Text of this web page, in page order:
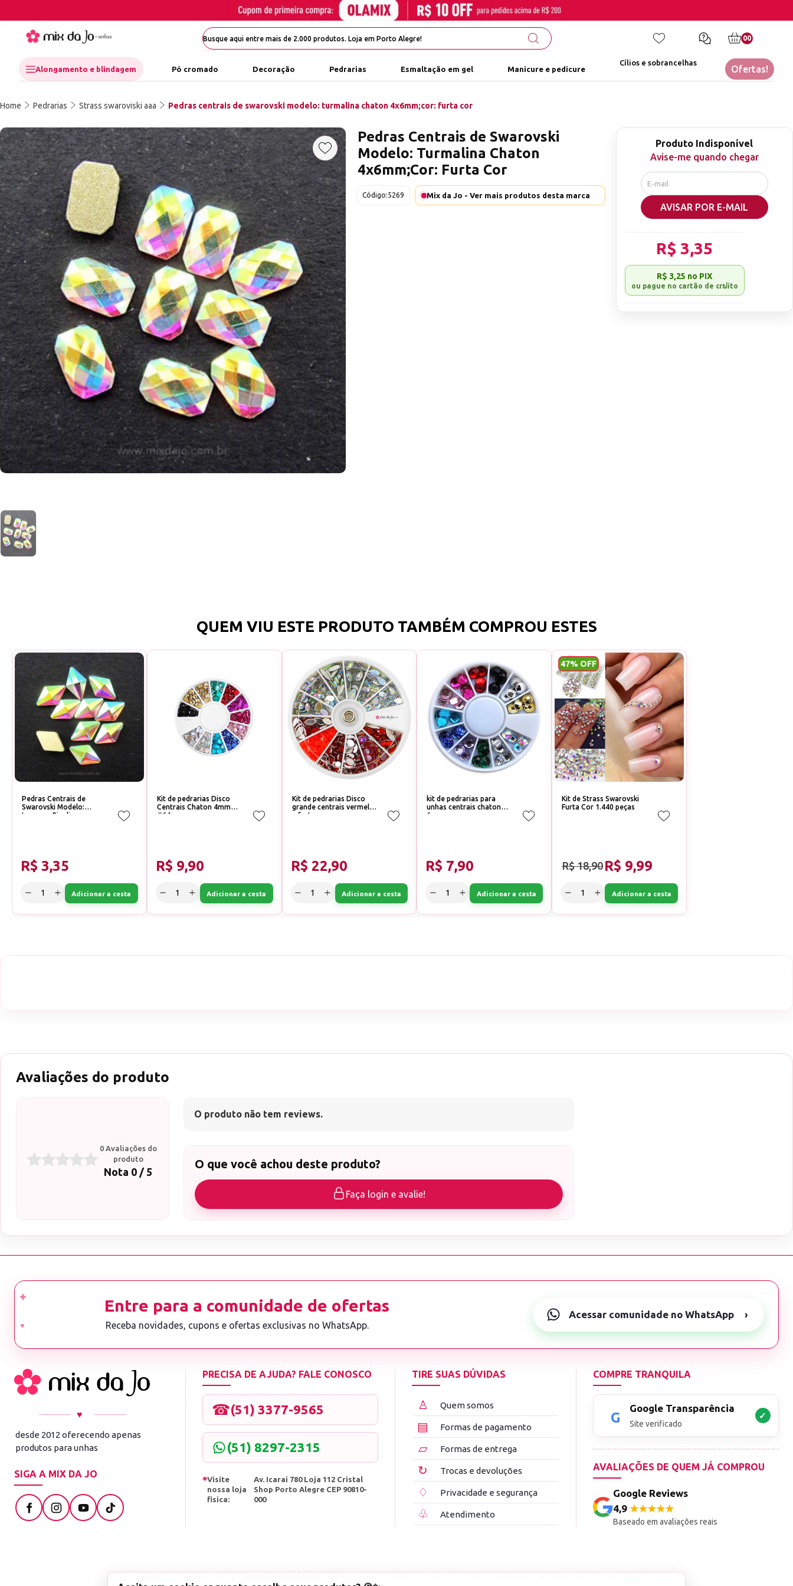
00
Alongamento e blindagem Pó cromado Decoração Pedrarias Esmaltação em gel Manicure e pedicure
Cílios e sobrancelhas
Ofertas!
Home Pedrarias Strass swaroviski aaa Pedras centrais de swarovski modelo: turmalina chaton 4x6mm;cor: furta cor
Adicionar aos favoritos
Pedras Centrais de Swarovski
Modelo: Turmalina Chaton
4x6mm;Cor: Furta Cor
Código:5269 Mix da Jo - Ver mais produtos desta marca
R$ 3,35
R$ 3,25 no PIX
Produto Indisponível
Avise-me quando chegar
AVISAR POR E-MAIL
QUEM VIU ESTE PRODUTO TAMBÉM COMPROU ESTES
Pedras Centrais de
Swarovski Modelo:
Losango Rivoli
R$ 3,35
Adicionar a cesta
Kit de pedrarias Disco
Centrais Chaton 4mm
#64
R$ 9,90
Adicionar a cesta
Kit de pedrarias Disco
grande centrais vermelho
e furta cor
R$ 22,90
Adicionar a cesta
kit de pedrarias para
unhas centrais chaton
6mm
R$ 7,90
Adicionar a cesta
47% OFF
Kit de Strass Swarovski
Furta Cor 1.440 peças
R$ 18,90R$ 9,99
Adicionar a cesta
Avaliações do produto
0 Avaliações do
produto
Nota 0 / 5
O produto não tem reviews.
O que você achou deste produto?
Faça login e avalie!
Entre para a comunidade de ofertas
Receba novidades, cupons e ofertas exclusivas no WhatsApp.
Acessar comunidade no WhatsApp ›
♥
desde 2012 oferecendo apenas
produtos para unhas
SIGA A MIX DA JO
PRECISA DE AJUDA? FALE CONOSCO
☎(51) 3377-9565
(51) 8297-2315
⌖Visite
nossa loja
fisica:
Av. Icarai 780 Loja 112 Cristal
Shop Porto Alegre CEP 90810-
000
TIRE SUAS DÚVIDAS
♙ Quem somos
▤ Formas de pagamento
▱ Formas de entrega
↻ Trocas e devoluções
♢ Privacidade e segurança
♧ Atendimento
COMPRE TRANQUILA
Google Transparência
Site verificado
✓
AVALIAÇÕES DE QUEM JÁ COMPROU
Google Reviews
4,9★★★★★
Baseado em avaliações reais